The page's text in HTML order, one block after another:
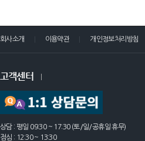
회사소개 이용약관 개인정보처리방침
고객센터
상담 : 평일 09:30 ~ 17:30 (토/일/공휴일 휴무)
점심 : 12:30 ~ 13:30